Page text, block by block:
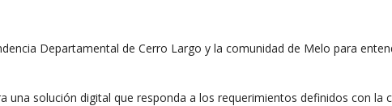
Departamental de Cerro Largo y la comunidad de Melo para
solución digital que responda a los requerimientos definidos con la